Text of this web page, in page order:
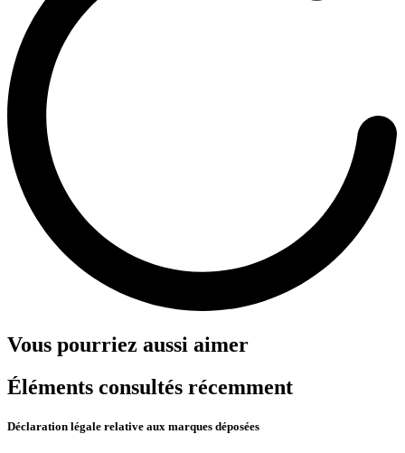
Vous pourriez aussi aimer
Éléments consultés récemment
Déclaration légale relative aux marques déposées